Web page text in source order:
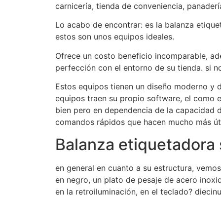
carnicería, tienda de conveniencia,
Lo acabo de encontrar: es la balanza
estos son unos equipos ideales.
Ofrece un costo beneficio incomparable,
perfección con el entorno de su tienda. si
Estos equipos tienen un diseño moderno y
equipos traen su propio software, el como
bien pero en dependencia de la capacidad
comandos rápidos que hacen mucho más
Balanza
en general en cuanto a su estructura,
en negro, un plato de pesaje de acero
en la retroiluminación, en el teclado?